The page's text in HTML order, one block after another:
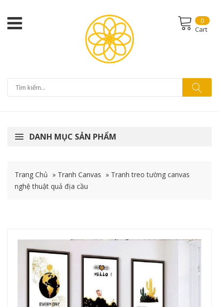
0
Cart
DANH MỤC SẢN PHẨM
Trang Chủ » Tranh Canvas » Tranh treo tường canvas
nghệ thuật quả địa cầu